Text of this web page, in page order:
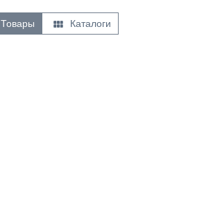
Товары  Каталоги